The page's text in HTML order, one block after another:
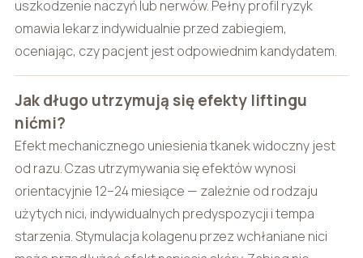
uszkodzenie naczyń lub nerwów. Pełny profil ryzyk
omawia lekarz indywidualnie przed zabiegiem,
oceniając, czy pacjent jest odpowiednim kandydatem.
Jak długo utrzymują się efekty liftingu
nićmi?
Efekt mechanicznego uniesienia tkanek widoczny jest
od razu. Czas utrzymywania się efektów wynosi
orientacyjnie 12–24 miesiące — zależnie od rodzaju
użytych nici, indywidualnych predyspozycji i tempa
starzenia. Stymulacja kolagenu przez wchłaniane nici